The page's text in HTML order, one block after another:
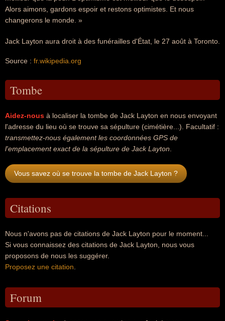
Alors aimons, gardons espoir et restons optimistes. Et nous
changerons le monde. »
Jack Layton aura droit à des funérailles d'État, le 27 août à Toronto.
Source : fr.wikipedia.org
Tombe
Aidez-nous à localiser la tombe de Jack Layton en nous envoyant
l'adresse du lieu où se trouve sa sépulture (cimétière...). Facultatif :
transmettez-nous également les coordonnées GPS de
l'emplacement exact de la sépulture de Jack Layton
Vous savez où se trouve la tombe de Jack Layton ?
Citations
Nous n'avons pas de citations de Jack Layton pour le moment...
Si vous connaissez des citations de Jack Layton, nous vous
proposons de nous les suggérer.
Proposez une citation
Forum